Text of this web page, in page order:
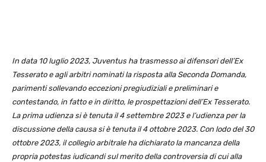
In data 10 luglio 2023, Juventus ha trasmesso ai difensori dell’Ex
Tesserato e agli arbitri nominati la risposta alla Seconda Domanda,
parimenti sollevando eccezioni pregiudiziali e preliminari e
contestando, in fatto e in diritto, le prospettazioni dell’Ex Tesserato.
La prima udienza si è tenuta il 4 settembre 2023 e l’udienza per la
discussione della causa si è tenuta il 4 ottobre 2023. Con lodo del 30
ottobre 2023, il collegio arbitrale ha dichiarato la mancanza della
propria potestas iudicandi sul merito della controversia di cui alla